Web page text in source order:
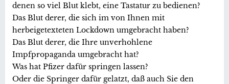
denen so viel Blut klebt, eine Tastatur zu bedienen?
Das Blut derer, die sich im von Ihnen mit
herbeigetexteten Lockdown umgebracht haben?
Das Blut derer, die Ihre unverhohlene
Impfpropaganda umgebracht hat?
Was hat Pfizer dafür springen lassen?
Oder die Springer dafür gelatzt, daß auch Sie den